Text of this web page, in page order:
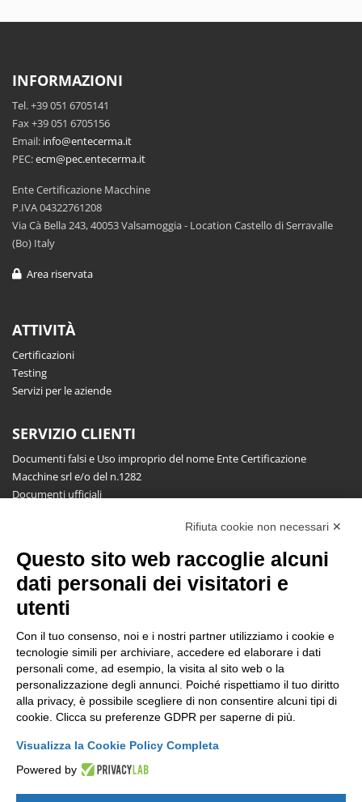
INFORMAZIONI
Tel. +39 051 6705141
Fax +39 051 6705156
Email: info@entecerma.it
PEC:ecm@pec.entecerma.it
Ente Certificazione Macchine
P.IVA 04322761208
Via Cà Bella 243, 40053 Valsamoggia - Location Castello di Serravalle
(Bo) Italy
Area riservata
ATTIVITÀ
Certificazioni
Testing
Servizi per le aziende
SERVIZIO CLIENTI
Documenti falsi e Uso improprio del nome Ente Certificazione
Macchine srl e/o del n.1282
Documenti ufficiali
NEWSLETTER
Resta aggiornato gratuitamente su tutte le novità.
Cliccando su Iscriviti dichiari di aver letto e accettato l'Informativa
Rifiuta cookie non necessari ✕
Questo sito web raccoglie alcuni
dati personali dei visitatori e
utenti
Con il tuo consenso, noi e i nostri partner utilizziamo i cookie e
tecnologie simili per archiviare, accedere ed elaborare i dati
personali come, ad esempio, la visita al sito web o la
personalizzazione degli annunci. Poiché rispettiamo il tuo diritto
alla privacy, è possibile scegliere di non consentire alcuni tipi di
cookie. Clicca su preferenze GDPR per saperne di più.
Visualizza la Cookie Policy Completa
Powered by